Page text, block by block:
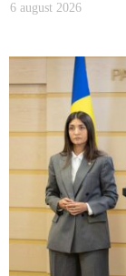
6 august 2026